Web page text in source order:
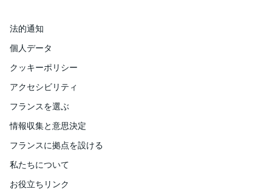
法的通知
個人データ
クッキーポリシー
アクセシビリティ
フランスを選ぶ
情報収集と意思決定
フランスに拠点を設ける
私たちについて
お役立ちリンク